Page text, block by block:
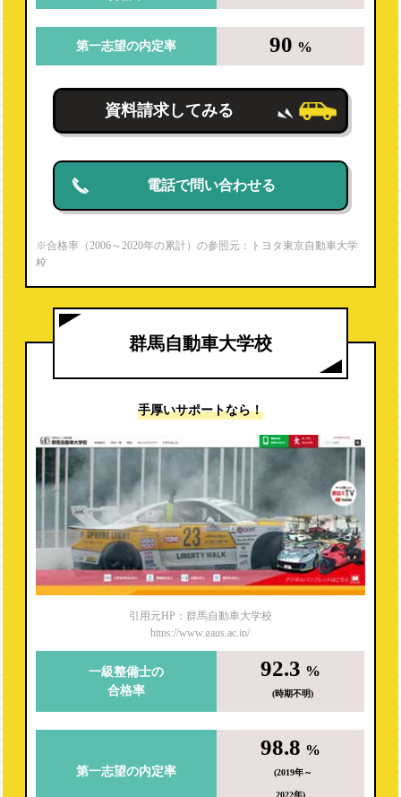
第一志望の内定率 90 %
資料請求してみる
電話で問い合わせる
※合格率（2006～2020年の累計）の参照元：トヨタ東京自動車大学
校
群馬自動車大学校
手厚いサポートなら！
引用元HP：群馬自動車大学校
https://www.gaus.ac.jp/
一級整備士の
合格率
92.3 %
(時期不明)
第一志望の内定率
98.8 %
(2019年～
2022年)